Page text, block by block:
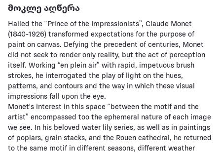
მოკლე აღწერა
Hailed the “Prince of the Impressionists”, Claude Monet
(1840-1926) transformed expectations for the purpose of
paint on canvas. Defying the precedent of centuries, Monet
did not seek to render only reality, but the act of perception
itself. Working “en plein air” with rapid, impetuous brush
strokes, he interrogated the play of light on the hues,
patterns, and contours and the way in which these visual
impressions fall upon the eye.
Monet's interest in this space “between the motif and the
artist” encompassed too the ephemeral nature of each image
we see. In his beloved water lily series, as well as in paintings
of poplars, grain stacks, and the Rouen cathedral, he returned
to the same motif in different seasons, different weather